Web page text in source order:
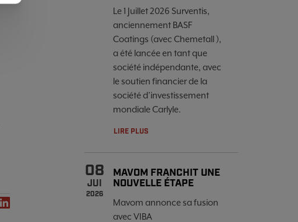
Le 1 Juillet 2026 Surventis,
anciennement BASF
Coatings (avec Chemetall ),
a été lancée en tant que
société indépendante, avec
le soutien financier de la
société d’investissement
mondiale Carlyle.
LIRE PLUS
08
JUI
2026
MAVOM FRANCHIT UNE
NOUVELLE ÉTAPE
Mavom annonce sa fusion
avec VIBA